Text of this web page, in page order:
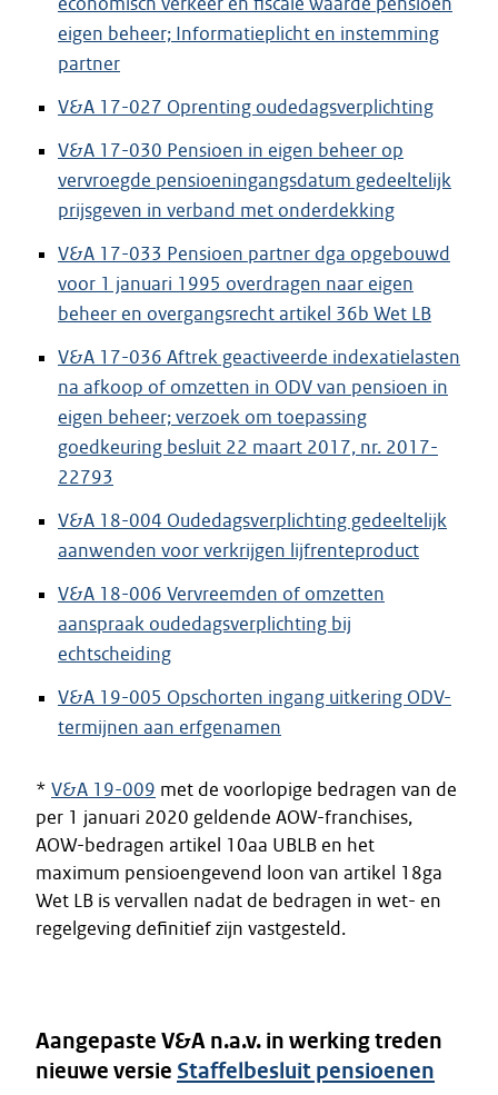
eigen beheer; Informatieplicht en instemming
partner
V&A 17-027 Oprenting oudedagsverplichting
V&A 17-030 Pensioen in eigen beheer op
vervroegde pensioeningangsdatum gedeeltelijk
prijsgeven in verband met onderdekking
V&A 17-033 Pensioen partner dga opgebouwd
voor 1 januari 1995 overdragen naar eigen
beheer en overgangsrecht artikel 36b Wet LB
V&A 17-036 Aftrek geactiveerde indexatielasten
na afkoop of omzetten in ODV van pensioen in
eigen beheer; verzoek om toepassing
goedkeuring besluit 22 maart 2017, nr. 2017-
22793
V&A 18-004 Oudedagsverplichting gedeeltelijk
aanwenden voor verkrijgen lijfrenteproduct
V&A 18-006 Vervreemden of omzetten
aanspraak oudedagsverplichting bij
echtscheiding
V&A 19-005 Opschorten ingang uitkering ODV-
termijnen aan erfgenamen
* V&A 19-009 met de voorlopige bedragen van de
per 1 januari 2020 geldende AOW-franchises,
AOW-bedragen artikel 10aa UBLB en het
maximum pensioengevend loon van artikel 18ga
Wet LB is vervallen nadat de bedragen in wet- en
regelgeving definitief zijn vastgesteld.
Aangepaste V&A n.a.v. in werking treden
nieuwe versie Staffelbesluit pensioenen